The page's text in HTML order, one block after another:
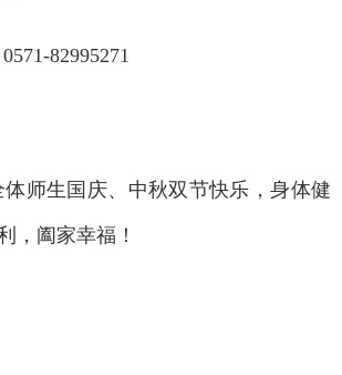
0571-82995271
师生国庆、中秋双节快乐，身体健
，阖家幸福！